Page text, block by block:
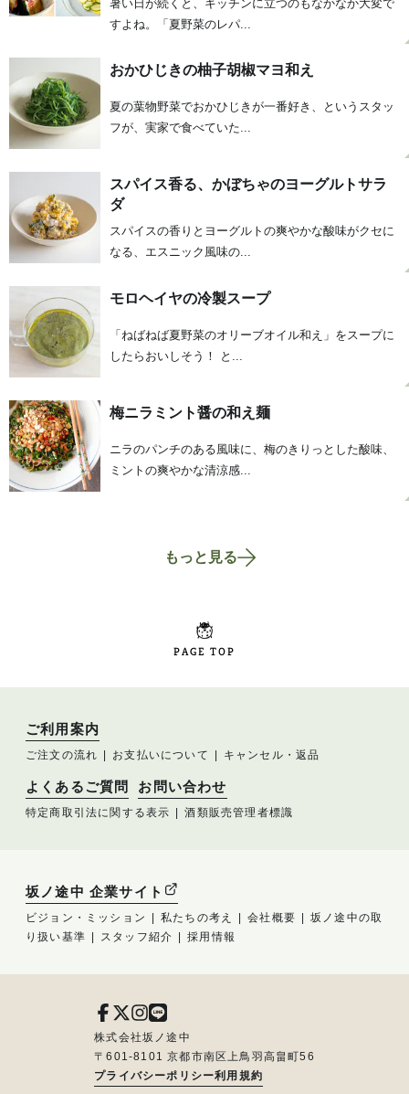
暑い日が続くと、キッチンに立つのもなかなか大変で
すよね。「夏野菜のレパ...
おかひじきの柚子胡椒マヨ和え
夏の葉物野菜でおかひじきが一番好き、というスタッ
フが、実家で食べていた...
スパイス香る、かぼちゃのヨーグルトサラ
ダ
スパイスの香りとヨーグルトの爽やかな酸味がクセに
なる、エスニック風味の...
モロヘイヤの冷製スープ
「ねばねば夏野菜のオリーブオイル和え」をスープに
したらおいしそう！ と...
梅ニラミント醤の和え麺
ニラのパンチのある風味に、梅のきりっとした酸味、
ミントの爽やかな清涼感...
もっと見る
PAGE TOP
ご利用案内
ご注文の流れ お支払いについて キャンセル・返品
よくあるご質問 お問い合わせ
特定商取引法に関する表示 酒類販売管理者標識
坂ノ途中 企業サイト
ビジョン・ミッション 私たちの考え 会社概要
坂ノ途中の取
り扱い基準
スタッフ紹介 採用情報
株式会社坂ノ途中
〒601-8101 京都市南区上鳥羽高畠町56
プライバシーポリシー利用規約